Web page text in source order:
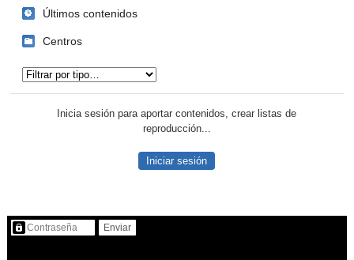
Últimos contenidos
Centros
Inicia sesión para aportar contenidos, crear listas de
reproducción...
Iniciar sesión
Contenido protegido…